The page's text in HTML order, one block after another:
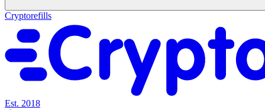
Cryptorefills
Est. 2018